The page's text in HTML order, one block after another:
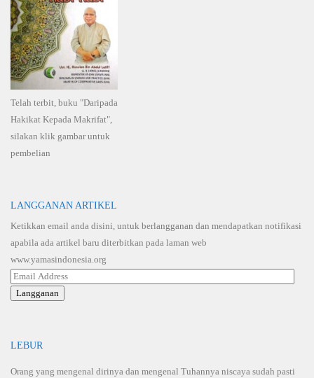
Telah terbit, buku "Daripada
Hakikat Kepada Makrifat",
silakan klik gambar untuk
pembelian
LANGGANAN ARTIKEL
Ketikkan email anda disini, untuk berlangganan dan mendapatkan notifikasi
apabila ada artikel baru diterbitkan pada laman web
www.yamasindonesia.org
Email
Address
Langganan
LEBUR
Orang yang mengenal dirinya dan mengenal Tuhannya niscaya sudah pasti